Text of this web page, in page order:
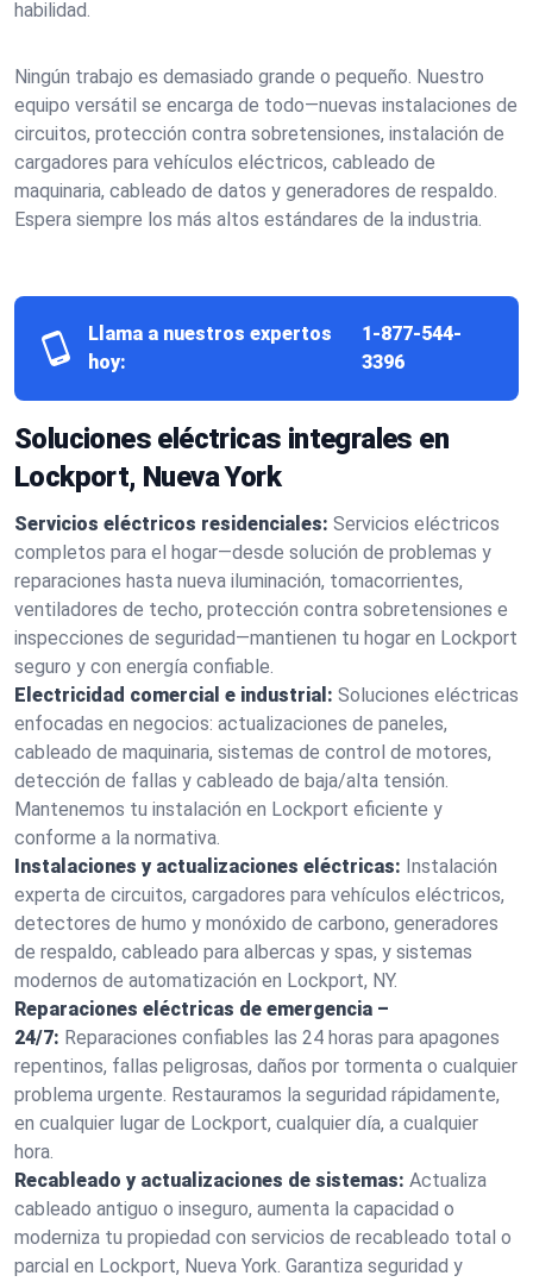
habilidad.
Ningún trabajo es demasiado grande o pequeño. Nuestro
equipo versátil se encarga de todo—nuevas instalaciones de
circuitos, protección contra sobretensiones, instalación de
cargadores para vehículos eléctricos, cableado de
maquinaria, cableado de datos y generadores de respaldo.
Espera siempre los más altos estándares de la industria.
Llama a nuestros expertos
hoy:
1-877-544-
3396
Soluciones eléctricas integrales en
Lockport, Nueva York
Servicios eléctricos residenciales: Servicios eléctricos
completos para el hogar—desde solución de problemas y
reparaciones hasta nueva iluminación, tomacorrientes,
ventiladores de techo, protección contra sobretensiones e
inspecciones de seguridad—mantienen tu hogar en Lockport
seguro y con energía confiable.
Electricidad comercial e industrial: Soluciones eléctricas
enfocadas en negocios: actualizaciones de paneles,
cableado de maquinaria, sistemas de control de motores,
detección de fallas y cableado de baja/alta tensión.
Mantenemos tu instalación en Lockport eficiente y
conforme a la normativa.
Instalaciones y actualizaciones eléctricas: Instalación
experta de circuitos, cargadores para vehículos eléctricos,
detectores de humo y monóxido de carbono, generadores
de respaldo, cableado para albercas y spas, y sistemas
modernos de automatización en Lockport, NY.
Reparaciones eléctricas de emergencia –
24/7: Reparaciones confiables las 24 horas para apagones
repentinos, fallas peligrosas, daños por tormenta o cualquier
problema urgente. Restauramos la seguridad rápidamente,
en cualquier lugar de Lockport, cualquier día, a cualquier
hora.
Recableado y actualizaciones de sistemas: Actualiza
cableado antiguo o inseguro, aumenta la capacidad o
moderniza tu propiedad con servicios de recableado total o
parcial en Lockport, Nueva York. Garantiza seguridad y